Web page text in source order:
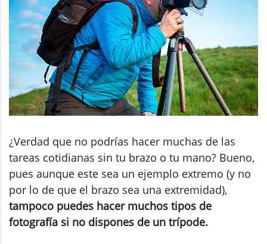
¿Verdad que no podrías hacer muchas de las
tareas cotidianas sin tu brazo o tu mano? Bueno,
pues aunque este sea un ejemplo extremo (y no
por lo de que el brazo sea una extremidad),
tampoco puedes hacer muchos tipos de
fotografía si no dispones de un trípode.